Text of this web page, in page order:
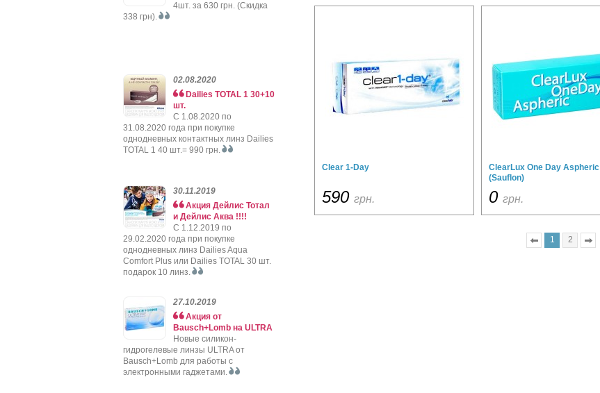
4шт. за 630 грн. (Скидка
338 грн).
02.08.2020
Dailies TOTAL 1 30+10
шт.
C 1.08.2020 по
31.08.2020 года при покупке
однодневных контактных линз Dailies
TOTAL 1 40 шт.= 990 грн.
30.11.2019
Акция Дейлис Тотал
и Дейлис Аква !!!!
C 1.12.2019 по
29.02.2020 года при покупке
однодневных линз Dailies Aqua
Comfort Plus или Dailies TOTAL 30 шт.
подарок 10 линз.
27.10.2019
Акция от
Bausch+Lomb на ULTRA
Новые силикон-
гидрогелевые линзы ULTRA от
Bausch+Lomb для работы с
электронными гаджетами.
Clear 1-Day
590 грн.
ClearLux One Day Aspheric
(Sauflon)
0 грн.
1 2